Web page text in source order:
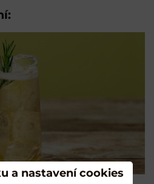
a nastavení cookies